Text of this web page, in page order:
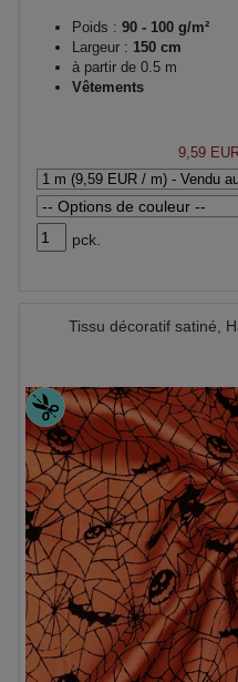
Poids : 90 - 100 g/m²
Largeur : 150 cm
à partir de 0.5 m
Vêtements
9,59
pck.
Tissu décoratif satiné,